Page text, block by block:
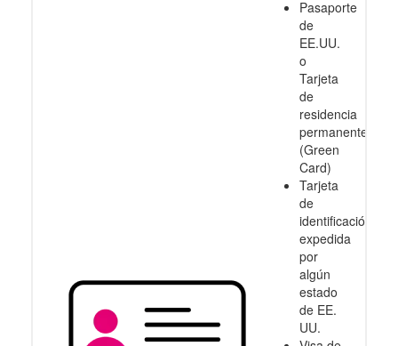
Pasaporte
de
EE.UU.
o
Tarjeta
de
residencia
permanente
(Green
Card)
Tarjeta
de
identificación
expedida
por
algún
estado
de EE.
UU.